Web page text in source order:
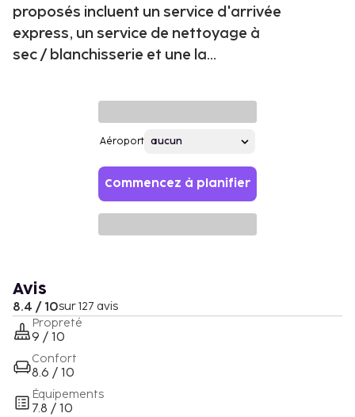
proposés incluent un service d'arrivée
express, un service de nettoyage à
sec / blanchisserie et une la...
Aéroport
Commencez à planifier
Avis
8.4 / 10sur 127 avis
Propreté
9 / 10
Confort
8.6 / 10
Équipements
7.8 / 10